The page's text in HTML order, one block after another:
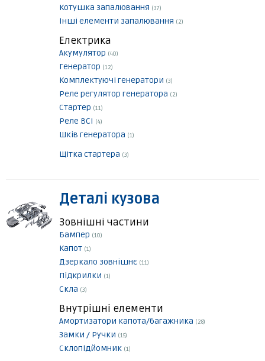
Котушка запалювання (37)
Інші елементи запалювання (2)
Електрика
Акумулятор (40)
Генератор (12)
Комплектуючі генератори (3)
Реле регулятор генератора (2)
Стартер (11)
Реле ВСІ (4)
Шків генератора (1)
Щітка стартера (3)
Деталі кузова
Зовнішні частини
Бампер (10)
Капот (1)
Дзеркало зовнішнє (11)
Підкрилки (1)
Скла (3)
Внутрішні елементи
Амортизатори капота/багажника (28)
Замки / Ручки (15)
Склопідйомник (1)